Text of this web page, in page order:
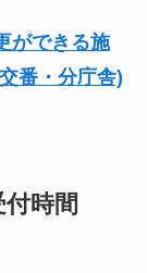
ができる施
番・分庁舎)
時間